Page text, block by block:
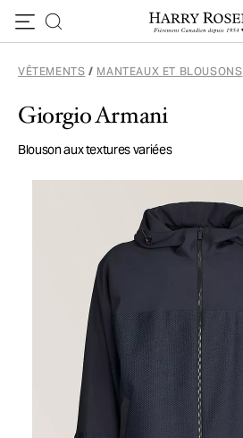
VÊTEMENTS / MANTEAUX ET BLOUSONS
Giorgio Armani
Blouson aux textures variées